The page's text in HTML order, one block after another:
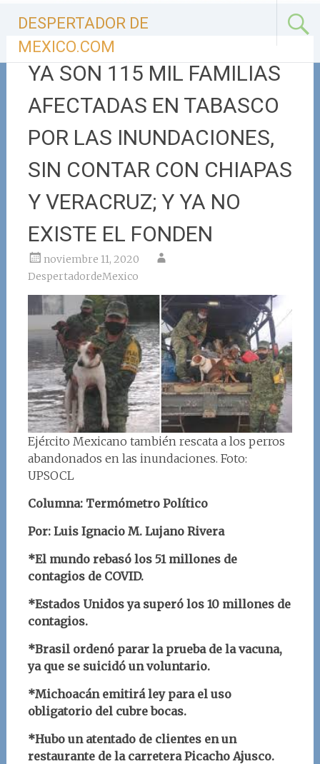
contenido
DESPERTADOR DE
MEXICO.COM
YA SON 115 MIL FAMILIAS
AFECTADAS EN TABASCO
POR LAS INUNDACIONES,
SIN CONTAR CON CHIAPAS
Y VERACRUZ; Y YA NO
EXISTE EL FONDEN
noviembre 11, 2020
DespertadordeMexico
Ejército Mexicano también rescata a los perros
abandonados en las inundaciones. Foto:
UPSOCL
Columna: Termómetro Político
Por: Luis Ignacio M. Lujano Rivera
*El mundo rebasó los 51 millones de
contagios de COVID.
*Estados Unidos ya superó los 10 millones de
contagios.
*Brasil ordenó parar la prueba de la vacuna,
ya que se suicidó un voluntario.
*Michoacán emitirá ley para el uso
obligatorio del cubre bocas.
*Hubo un atentado de clientes en un
restaurante de la carretera Picacho Ajusco.